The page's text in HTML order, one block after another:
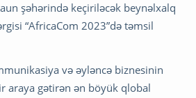
şəhərində keçiriləcək beynəlxalq
“AfricaCom 2023”də təmsil
və əyləncə biznesinin
araya gətirən ən böyük qlobal